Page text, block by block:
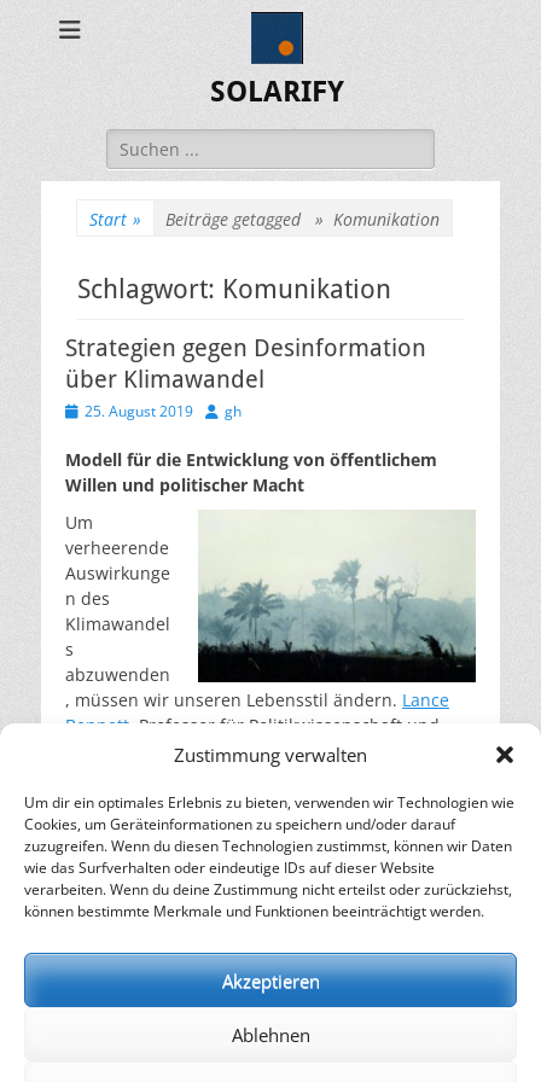
Zustimmung verwalten
Um dir ein optimales Erlebnis zu bieten, verwenden wir Technologien wie
Cookies, um Geräteinformationen zu speichern und/oder darauf
zuzugreifen. Wenn du diesen Technologien zustimmst, können wir Daten
wie das Surfverhalten oder eindeutige IDs auf dieser Website
verarbeiten. Wenn du deine Zustimmung nicht erteilst oder zurückziehst,
können bestimmte Merkmale und Funktionen beeinträchtigt werden.
Akzeptieren
Ablehnen
SOLARIFY
Suchen
nach:
Start » Beiträge getagged » Komunikation
Schlagwort: Komunikation
Strategien gegen Desinformation
über Klimawandel
Veröffentlicht
25. August 2019 Autor
gh
Modell für die Entwicklung von öffentlichem
Willen und politischer Macht
Um
verheerende
Auswirkunge
n des
Klimawandel
s
abzuwenden
, müssen wir unseren Lebensstil ändern. Lance
Bennett , Professor für Politikwissenschaft und
Kommunikation an der University of Washington
bessere Kommunikation die notwendigen
Veränderungen vorantreiben kann.weiterlesen…
– Energie für die Zukunft –
Nachhaltigkeit, Kreislaufwirtschaft,
Erneuerbare Energien, Klimawandel und Energiewende.